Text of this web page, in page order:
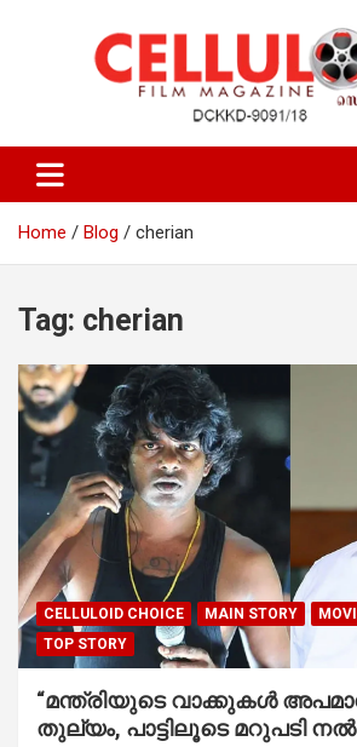
celluloid
Home Blog cherian
Tag: cherian
CELLULOID CHOICE MAIN STORY
TOP STORY
“മന്ത്രിയുടെ വാക്കുകൾ
തുല്യം, പാട്ടിലൂടെ മറുപടി